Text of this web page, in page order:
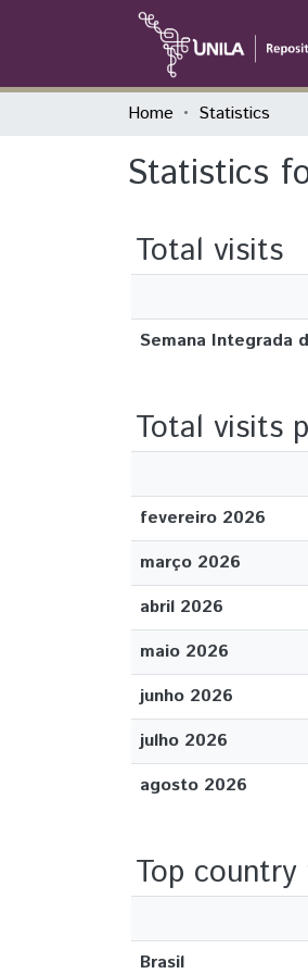
Home Statistics
Statistics
Total visits
Semana Integrada
Total visits
fevereiro 2026
março 2026
abril 2026
maio 2026
junho 2026
julho 2026
agosto 2026
Top country
Brasil